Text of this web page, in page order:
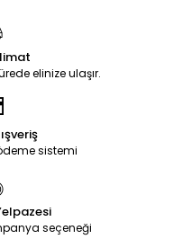
elinize ulaşır.
sistemi
seçeneği